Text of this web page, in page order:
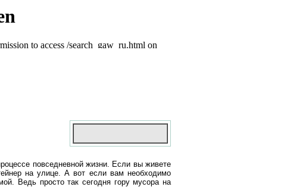
повседневной жизни. Если вы живете
на улице. А вот если вам необходимо
Ведь просто так сегодня гору мусора на